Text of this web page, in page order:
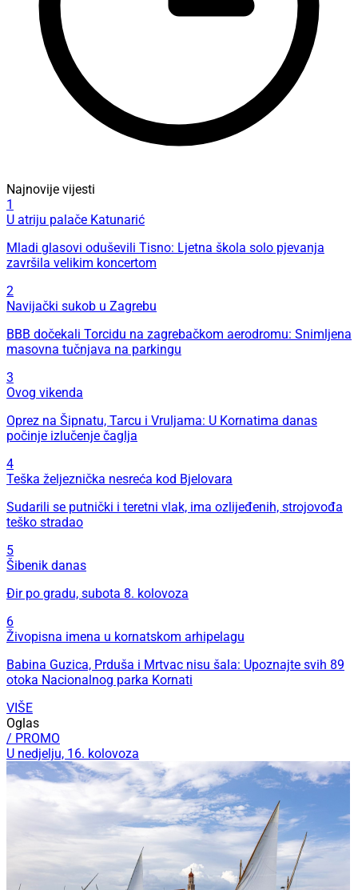
Najnovije vijesti
1
U atriju palače Katunarić
Mladi glasovi oduševili Tisno: Ljetna škola solo pjevanja
završila velikim koncertom
2
Navijački sukob u Zagrebu
BBB dočekali Torcidu na zagrebačkom aerodromu: Snimljena
masovna tučnjava na parkingu
3
Ovog vikenda
Oprez na Šipnatu, Tarcu i Vruljama: U Kornatima danas
počinje izlučenje čaglja
4
Teška željeznička nesreća kod Bjelovara
Sudarili se putnički i teretni vlak, ima ozlijeđenih, strojovođa
teško stradao
5
Šibenik danas
Đir po gradu, subota 8. kolovoza
6
Živopisna imena u kornatskom arhipelagu
Babina Guzica, Prduša i Mrtvac nisu šala: Upoznajte svih 89
otoka Nacionalnog parka Kornati
VIŠE
Oglas
/ PROMO
U nedjelju, 16. kolovoza